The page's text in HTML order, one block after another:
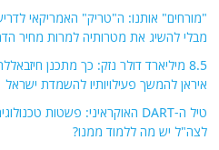
"מורחים" אותנו: ה"טריק" האמריקאי
מבלי להשיג את מטרותיה למרות מחיר
8.5 מיליארד דולר נזק: כך מתכנן
איראן להמשך פעילויותיו להשמדת ישראל
לצה"ל יש מה ללמוד ממנו?